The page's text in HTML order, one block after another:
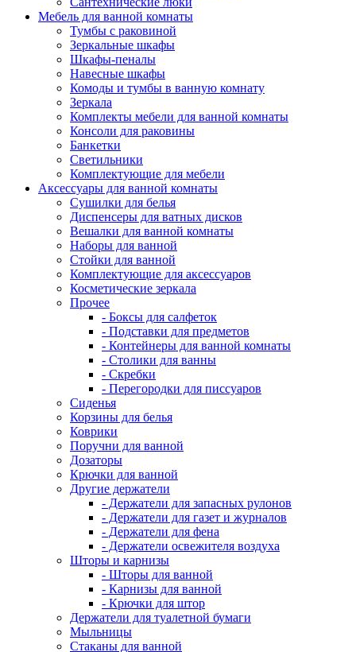
Мебель для ванной комнаты
Тумбы с раковиной
Зеркальные шкафы
Шкафы-пеналы
Навесные шкафы
Комоды и тумбы в ванную комнату
Зеркала
Комплекты мебели для ванной комнаты
Консоли для раковины
Банкетки
Светильники
Комплектующие для мебели
Аксессуары для ванной комнаты
Сушилки для белья
Диспенсеры для ватных дисков
Вешалки для ванной комнаты
Наборы для ванной
Стойки для ванной
Комплектующие для аксессуаров
Косметические зеркала
Прочее
- Боксы для салфеток
- Подставки для предметов
- Контейнеры для ванной комнаты
- Столики для ванны
- Скребки
- Перегородки для писсуаров
Сиденья
Корзины для белья
Коврики
Поручни для ванной
Дозаторы
Крючки для ванной
Другие держатели
- Держатели для запасных рулонов
- Держатели для газет и журналов
- Держатели для фена
- Держатели освежителя воздуха
Шторы и карнизы
- Шторы для ванной
- Карнизы для ванной
- Крючки для штор
Держатели для туалетной бумаги
Мыльницы
Стаканы для ванной